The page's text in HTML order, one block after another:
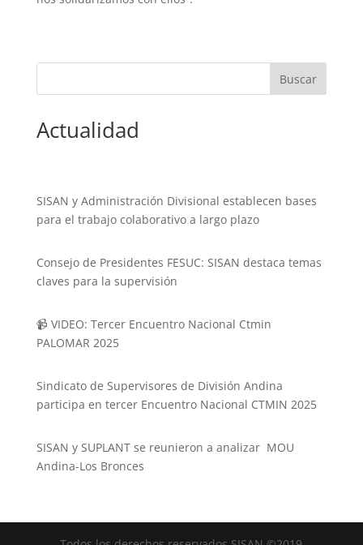
Actualidad
SISAN y Administración Divisional establecen bases
para el trabajo colaborativo a largo plazo
Consejo de Presidentes FESUC: SISAN destaca temas
claves para la supervisión
📹 VIDEO: Tercer Encuentro Nacional Ctmin
PALOMAR 2025
Sindicato de Supervisores de División Andina
participa en tercer Encuentro Nacional CTMIN 2025
SISAN y SUPLANT se reunieron a analizar MOU
Andina-Los Bronces